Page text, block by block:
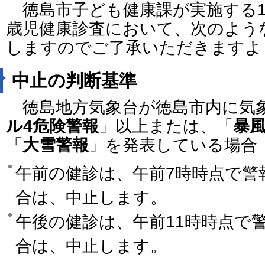
徳島市子ども健康課が実施する
歳児健康診査において、次のよ
しますのでご了承いただきます
中止の判断基準
徳島地方気象台が徳島市内に気
ル4危険警報 」以上または、「 暴
「 大雪警報 」を発表している場合
午前の健診は、午前7時時点で
合は、中止します。
午後の健診は、午前11時時点で
合は、中止します。